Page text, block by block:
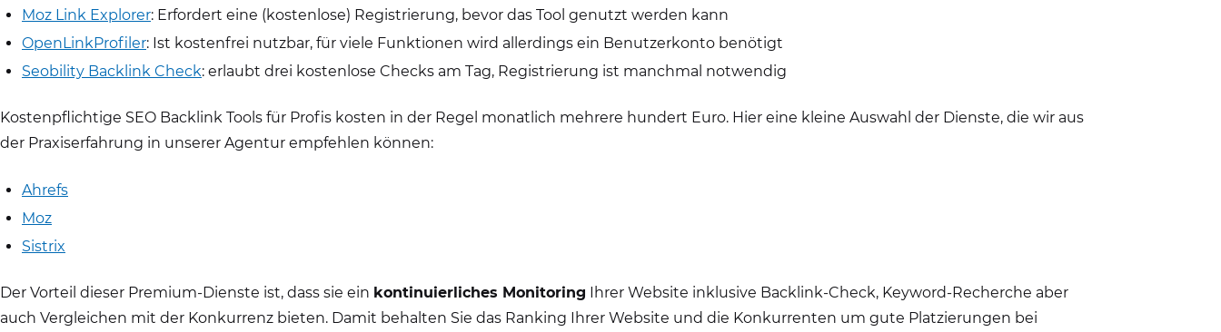
Moz Link Explorer: Erfordert eine (kostenlose) Registrierung, bevor das Tool genutzt werden kann
OpenLinkProfiler: Ist kostenfrei nutzbar, für viele Funktionen wird allerdings ein Benutzerkonto benötigt
Seobility Backlink Check: erlaubt drei kostenlose Checks am Tag, Registrierung ist manchmal notwendig
Kostenpflichtige SEO Backlink Tools für Profis kosten in der Regel monatlich mehrere hundert Euro. Hier eine kleine Auswahl der Dienste, die wir aus
der Praxiserfahrung in unserer Agentur empfehlen können:
Ahrefs
Moz
Sistrix
Der Vorteil dieser Premium-Dienste ist, dass sie ein kontinuierliches Monitoring Ihrer Website inklusive Backlink-Check, Keyword-Recherche aber
auch Vergleichen mit der Konkurrenz bieten. Damit behalten Sie das Ranking Ihrer Website und die Konkurrenten um gute Platzierungen bei